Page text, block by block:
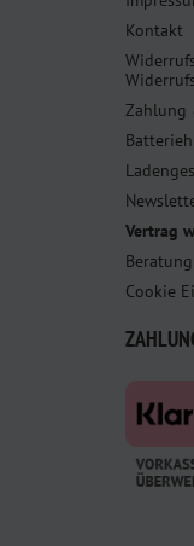
Kontakt
Zahlung
Vertrag
Beratung
Cookie